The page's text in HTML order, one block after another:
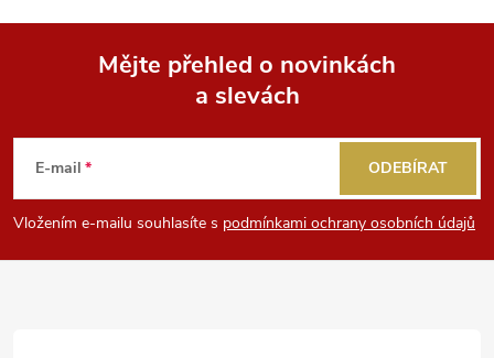
p
a
Mějte přehled o novinkách
a slevách
E-mail
Vložením e-mailu souhlasíte s podmínkami ochrany osobních údajů
ODEBÍRAT